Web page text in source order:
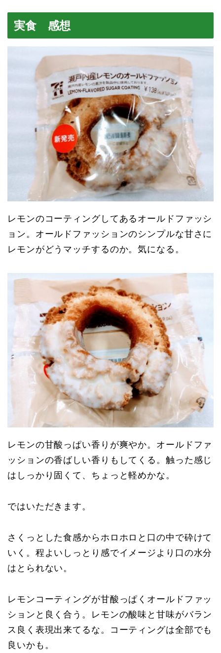
実食 感想
レモンのコーティングしてあるオールドファッシ
ョン。オールドファッションのシンプルな甘さに
レモンがどうマッチするのか。気になる。
レモンの甘酸っぱい香りが爽やか。オールドファ
ッションの香ばしい香りもしてくる。触った感じ
はしっかり固くて、ちょっと軽めかな。
ではいただきます。
さくっとした食感からホロホロと口の中で砕けて
いく。程よいしっとり感でイメージより口の水分
はとられない。
レモンコーティングが甘酸っぱくオールドファッ
ションと良く合う。レモンの酸味と甘味がバラン
ス良く表現出来てるな。コーティングは全部でも
良いかも。